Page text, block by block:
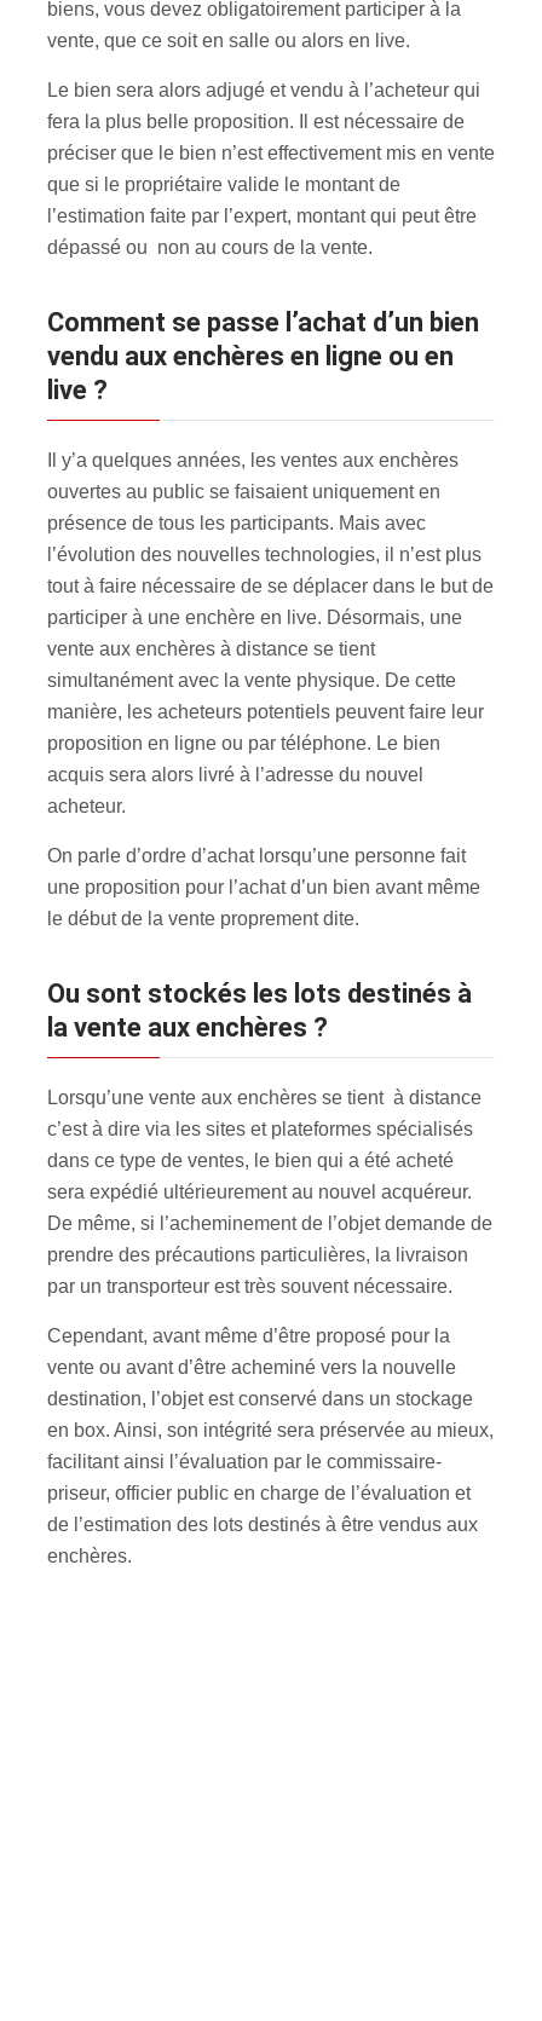
biens, vous devez obligatoirement participer à la
vente, que ce soit en salle ou alors en live.
Le bien sera alors adjugé et vendu à l’acheteur qui
fera la plus belle proposition. Il est nécessaire de
préciser que le bien n’est effectivement mis en vente
que si le propriétaire valide le montant de
l’estimation faite par l’expert, montant qui peut être
dépassé ou non au cours de la vente.
Comment se passe l’achat d’un bien
vendu aux enchères en ligne ou en
live ?
Il y’a quelques années, les ventes aux enchères
ouvertes au public se faisaient uniquement en
présence de tous les participants. Mais avec
l’évolution des nouvelles technologies, il n’est plus
tout à faire nécessaire de se déplacer dans le but de
participer à une enchère en live. Désormais, une
vente aux enchères à distance se tient
simultanément avec la vente physique. De cette
manière, les acheteurs potentiels peuvent faire leur
proposition en ligne ou par téléphone. Le bien
acquis sera alors livré à l’adresse du nouvel
acheteur.
On parle d’ordre d’achat lorsqu’une personne fait
une proposition pour l’achat d’un bien avant même
le début de la vente proprement dite.
Ou sont stockés les lots destinés à
la vente aux enchères ?
Lorsqu’une vente aux enchères se tient à distance
c’est à dire via les sites et plateformes spécialisés
dans ce type de ventes, le bien qui a été acheté
sera expédié ultérieurement au nouvel acquéreur.
De même, si l’acheminement de l’objet demande de
prendre des précautions particulières, la livraison
par un transporteur est très souvent nécessaire.
Cependant, avant même d’être proposé pour la
vente ou avant d’être acheminé vers la nouvelle
destination, l’objet est conservé dans un stockage
en box. Ainsi, son intégrité sera préservée au mieux,
facilitant ainsi l’évaluation par le commissaire-
priseur, officier public en charge de l’évaluation et
de l’estimation des lots destinés à être vendus aux
enchères.